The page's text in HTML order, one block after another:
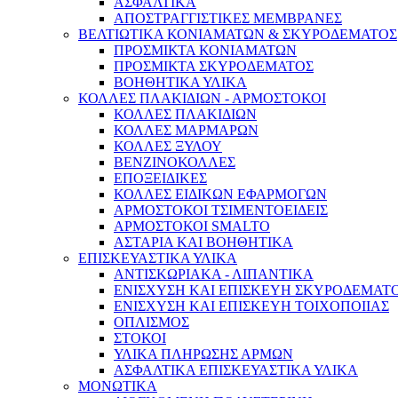
ΑΠΟΣΤΡΑΓΓΙΣΤΙΚΕΣ ΜΕΜΒΡΑΝΕΣ
ΒΕΛΤΙΩΤΙΚΑ ΚΟΝΙΑΜΑΤΩΝ & ΣΚΥΡΟΔΕΜΑΤΟΣ
ΠΡΟΣΜΙΚΤΑ ΚΟΝΙΑΜΑΤΩΝ
ΠΡΟΣΜΙΚΤΑ ΣΚΥΡΟΔΕΜΑΤΟΣ
ΒΟΗΘΗΤΙΚΑ ΥΛΙΚΑ
ΚΟΛΛΕΣ ΠΛΑΚΙΔΙΩΝ - ΑΡΜΟΣΤΟΚΟΙ
ΚΟΛΛΕΣ ΠΛΑΚΙΔΙΩΝ
ΚΟΛΛΕΣ ΜΑΡΜΑΡΩΝ
ΚΟΛΛΕΣ ΞΥΛΟΥ
ΒΕΝΖΙΝΟΚΟΛΛΕΣ
ΕΠΟΞΕΙΔΙΚΕΣ
ΚΟΛΛΕΣ ΕΙΔΙΚΩΝ ΕΦΑΡΜΟΓΩΝ
ΑΡΜΟΣΤΟΚΟΙ ΤΣΙΜΕΝΤΟΕΙΔΕΙΣ
ΑΡΜΟΣΤΟΚΟΙ SMALTO
ΑΣΤΑΡΙΑ ΚΑΙ ΒΟΗΘΗΤΙΚΑ
ΕΠΙΣΚΕΥΑΣΤΙΚΑ ΥΛΙΚΑ
ΑΝΤΙΣΚΩΡΙΑΚΑ - ΛΙΠΑΝΤΙΚΑ
ΕΝΙΣΧΥΣΗ ΚΑΙ ΕΠΙΣΚΕΥΗ
ΕΝΙΣΧΥΣΗ ΚΑΙ ΕΠΙΣΚΕΥΗ ΤΟΙΧΟΠΟΙΙΑΣ
ΟΠΛΙΣΜΟΣ
ΣΤΟΚΟΙ
ΥΛΙΚΑ ΠΛΗΡΩΣΗΣ ΑΡΜΩΝ
ΑΣΦΑΛΤΙΚΑ ΕΠΙΣΚΕΥΑΣΤΙΚΑ ΥΛΙΚΑ
ΜΟΝΩΤΙΚΑ